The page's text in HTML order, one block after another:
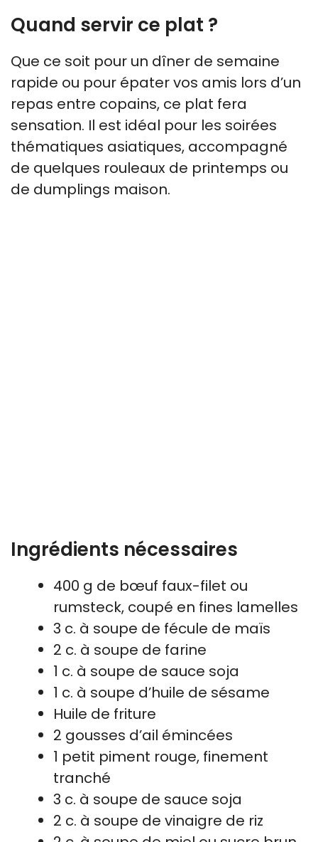
Quand servir ce plat ?
Que ce soit pour un dîner de semaine
rapide ou pour épater vos amis lors d’un
repas entre copains, ce plat fera
sensation. Il est idéal pour les soirées
thématiques asiatiques, accompagné
de quelques rouleaux de printemps ou
de dumplings maison.
Ingrédients nécessaires
400 g de bœuf faux-filet ou
rumsteck, coupé en fines lamelles
3 c. à soupe de fécule de maïs
2 c. à soupe de farine
1 c. à soupe de sauce soja
1 c. à soupe d’huile de sésame
Huile de friture
2 gousses d’ail émincées
1 petit piment rouge, finement
tranché
3 c. à soupe de sauce soja
2 c. à soupe de vinaigre de riz